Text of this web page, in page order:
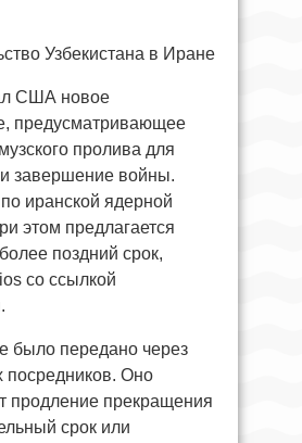
Узбекистана в Иране
США новое
предусматривающее
пролива для
и завершение войны.
иранской ядерной
этом предлагается
поздний срок,
со ссылкой
было передано через
посредников. Оно
продление прекращения
срок или